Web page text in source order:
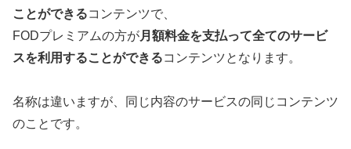
ことができるコンテンツで、
FODプレミアムの方が月額料金を支払って全てのサービ
スを利用することができるコンテンツとなります。
名称は違いますが、同じ内容のサービスの同じコンテンツ
のことです。